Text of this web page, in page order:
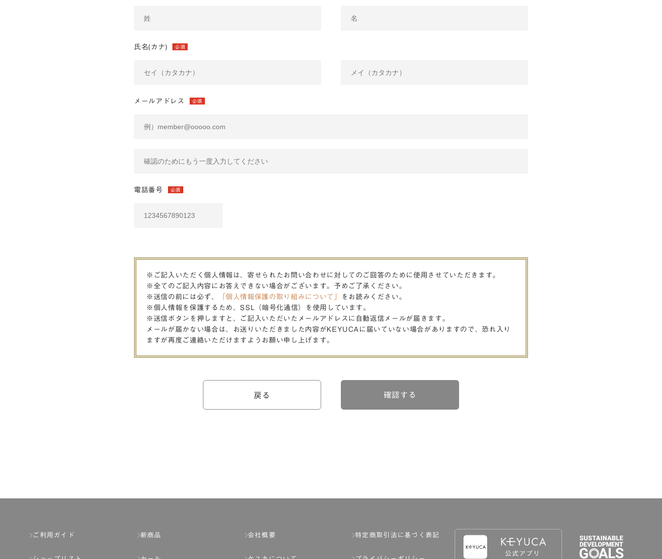
氏名(カナ) 必須
メールアドレス 必須
電話番号 必須
※ご記入いただく個人情報は、寄せられたお問い合わせに対してのご回答のために使用させていただきます。
※全てのご記入内容にお答えできない場合がございます。予めご了承ください。
※送信の前には必ず、
「個人情報保護の取り組みについて」
をお読みください。
※個人情報を保護するため、SSL（暗号化通信）を使用しています。
※送信ボタンを押しますと、ご記入いただいたメールアドレスに自動返信メールが届きます。
メールが届かない場合は、お送りいただきました内容がKEYUCAに届いていない場合がありますので、恐れ入り
ますが再度ご連絡いただけますようお願い申し上げます。
戻る 確認する
ご利用ガイド 新商品 会社概要 特定商取引法に基づく表記